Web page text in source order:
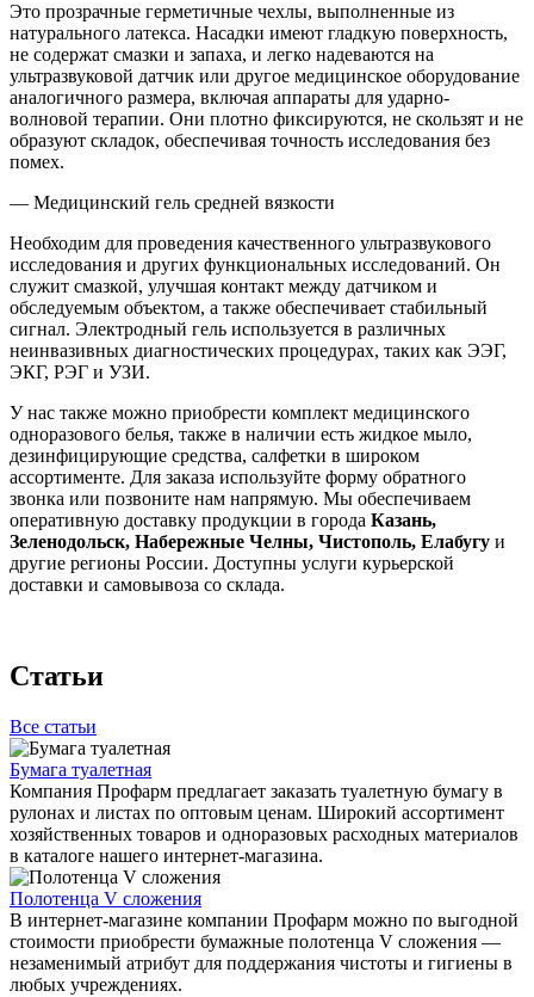
Это прозрачные герметичные чехлы, выполненные из
натурального латекса. Насадки имеют гладкую поверхность,
не содержат смазки и запаха, и легко надеваются на
ультразвуковой датчик или другое медицинское оборудование
аналогичного размера, включая аппараты для ударно-
волновой терапии. Они плотно фиксируются, не скользят и не
образуют складок, обеспечивая точность исследования без
помех.
— Медицинский гель средней вязкости
Необходим для проведения качественного ультразвукового
исследования и других функциональных исследований. Он
служит смазкой, улучшая контакт между датчиком и
обследуемым объектом, а также обеспечивает стабильный
сигнал. Электродный гель используется в различных
неинвазивных диагностических процедурах, таких как ЭЭГ,
ЭКГ, РЭГ и УЗИ.
У нас также можно приобрести комплект медицинского
одноразового белья, также в наличии есть жидкое мыло,
дезинфицирующие средства, салфетки в широком
ассортименте. Для заказа используйте форму обратного
звонка или позвоните нам напрямую. Мы обеспечиваем
оперативную доставку продукции в города Казань,
Зеленодольск, Набережные Челны, Чистополь, Елабугу и
другие регионы России. Доступны услуги курьерской
доставки и самовывоза со склада.
Статьи
Все статьи
Бумага туалетная
Компания Профарм предлагает заказать туалетную бумагу в
рулонах и листах по оптовым ценам. Широкий ассортимент
хозяйственных товаров и одноразовых расходных материалов
в каталоге нашего интернет-магазина.
Полотенца V сложения
В интернет-магазине компании Профарм можно по выгодной
стоимости приобрести бумажные полотенца V сложения —
незаменимый атрибут для поддержания чистоты и гигиены в
любых учреждениях.